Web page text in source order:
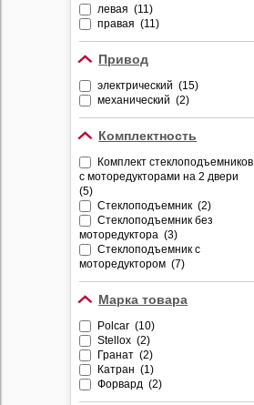
левая (11)
правая (11)
Привод
электрический (15)
механический (2)
Комплектность
Комплект стеклоподъемников
с моторедукторами на 2 двери
(5)
Стеклоподъемник (2)
Стеклоподъемник без
моторедуктора (3)
Стеклоподъемник с
моторедуктором (7)
Марка товара
Polcar (10)
Stellox (2)
Гранат (2)
Катран (1)
Форвард (2)